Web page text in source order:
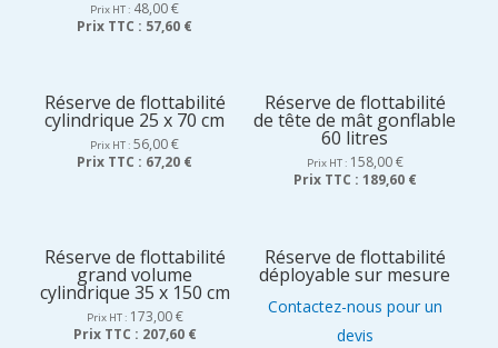
Prix HT : 48,00€
Prix TTC : 57,60 €
Réserve de flottabilité
cylindrique 25 x 70 cm
Prix HT : 56,00€
Prix TTC : 67,20 €
Réserve de flottabilité
de tête de mât gonflable
60 litres
Prix HT : 158,00€
Prix TTC : 189,60 €
Réserve de flottabilité
grand volume
cylindrique 35 x 150 cm
Prix HT : 173,00€
Prix TTC : 207,60 €
Réserve de flottabilité
déployable sur mesure
Contactez-nous pour un
devis